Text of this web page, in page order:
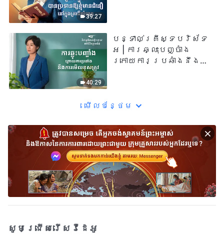
39:27
40:29
បន្ទាល់គ្រីស្ទបរិស័ទ
អ | ការឆ្លុះបញ្ចាំង
ក្រោយការប្រឆាំងនឹង
មើល​​បន្ថែម​
សូមជ្រើសរើសវីដេអូ